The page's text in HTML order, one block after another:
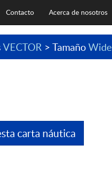
Acerca de nosotros
Contacto
VECTOR> TamañoWide
carta náutica